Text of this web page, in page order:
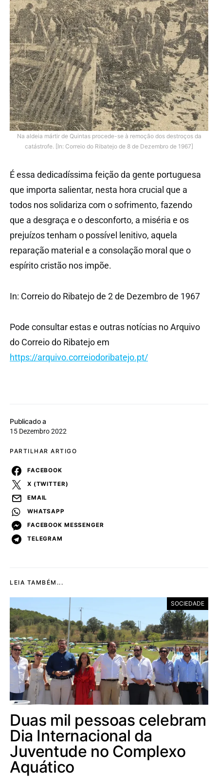
Publicado a
15 Dezembro 2022
PARTILHAR ARTIGO
FACEBOOK
X (TWITTER)
EMAIL
WHATSAPP
FACEBOOK MESSENGER
TELEGRAM
Na aldeia mártir de Quintas procede-se à remoção dos destroços da
catástrofe. [In: Correio do Ribatejo de 8 de Dezembro de 1967]
É essa dedicadíssima feição da gente portuguesa
que importa salientar, nesta hora crucial que a
todos nos solidariza com o sofrimento, fazendo
que a desgraça e o desconforto, a miséria e os
prejuízos tenham o possível lenitivo, aquela
reparação material e a consolação moral que o
espírito cristão nos impõe.
In: Correio do Ribatejo de 2 de Dezembro de 1967
Pode consultar estas e outras notícias no Arquivo
do Correio do Ribatejo em
https://arquivo.correiodoribatejo.pt/
LEIA TAMBÉM...
SOCIEDADE
Duas mil pessoas celebram
Dia Internacional da
Juventude no Complexo
Aquático